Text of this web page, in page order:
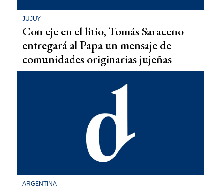
JUJUY
Con eje en el litio, Tomás Saraceno
entregará al Papa un mensaje de
comunidades originarias jujeñas
ARGENTINA